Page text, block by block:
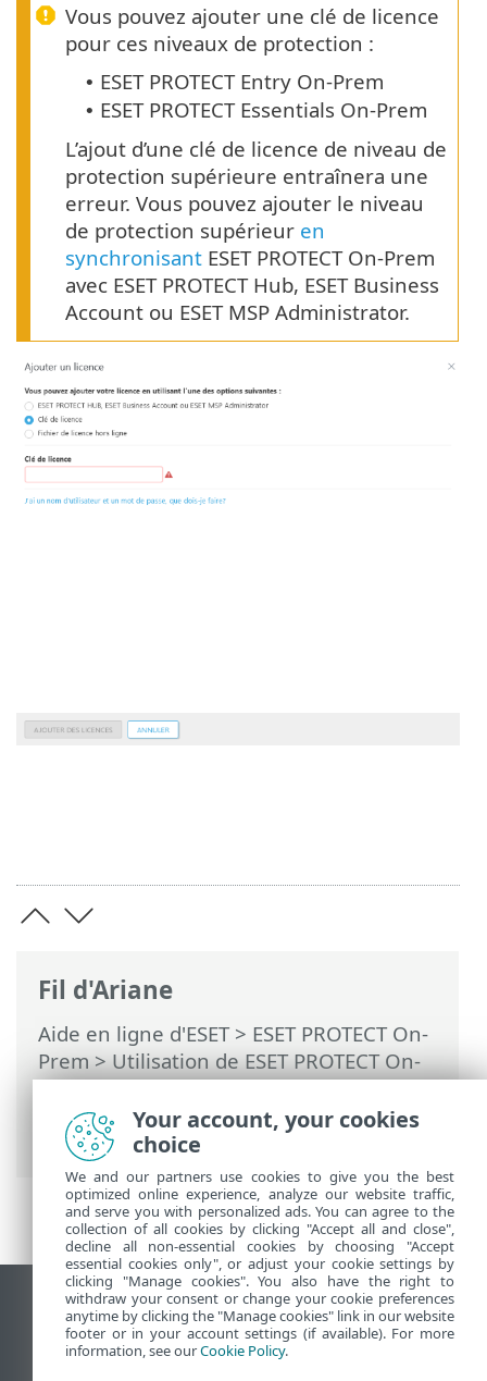
Fil d'Ariane
Aide en ligne d'ESET> ESET PROTECT On-
Prem>Utilisation de ESET PROTECT On-
Prem>ESET PROTECT On-Prem Menu
principal
>Plus >Gestion des licences>
Ajouter une licence - Clé de licence
Vous pouvez ajouter une clé de licence
pour ces niveaux de protection :
• ESET PROTECT Entry On-Prem
• ESET PROTECT Essentials On-Prem
L’ajout d’une clé de licence de niveau de
protection supérieure entraînera une
erreur. Vous pouvez ajouter le niveau
de protection supérieur en
synchronisant ESET PROTECT On-Prem
avec ESET PROTECT Hub, ESET Business
Account ou ESET MSP Administrator.
Afficher le site pour ordinateur de bureau
End of Life
Base de connaissances ESET
Your account, your cookies
choice
We and our partners use cookies to give you the best
optimized online experience, analyze our website traffic,
and serve you with personalized ads. You can agree to the
collection of all cookies by clicking "Accept all and close",
decline all non-essential cookies by choosing "Accept
essential cookies only", or adjust your cookie settings by
clicking "Manage cookies". You also have the right to
withdraw your consent or change your cookie preferences
anytime by clicking the "Manage cookies" link in our website
footer or in your account settings (if available). For more
information, see ourCookie Policy.